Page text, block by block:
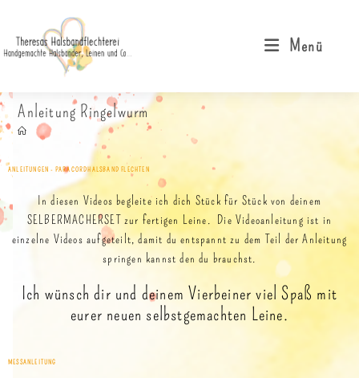
Menü
Anleitung Ringelwurm
ANLEITUNGEN - PARACORDHALSBAND FLECHTEN
In diesen Videos begleite ich dich Stück für Stück von deinem
SELBERMACHERSET zur fertigen Leine. Die Videoanleitung ist in
einzelne Videos aufgeteilt, damit du entspannt zu dem Teil der Anleitung
springen kannst den du brauchst.
Ich wünsch dir und deinem Vierbeiner viel Spaß mit
eurer neuen selbstgemachten Leine.
MESSANLEITUNG